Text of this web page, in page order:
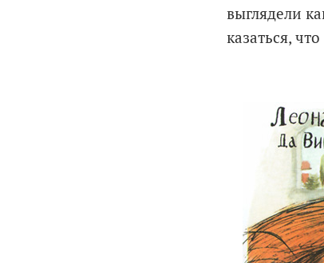
выглядели
казаться,